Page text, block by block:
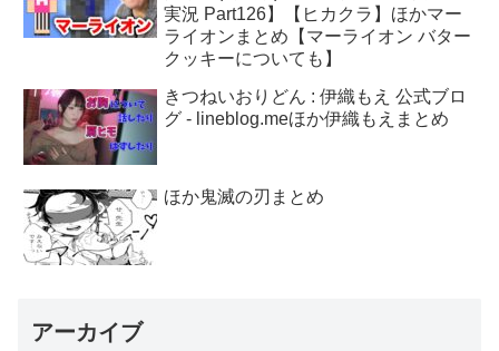
実況 Part126】【ヒカクラ】ほかマー
ライオンまとめ【マーライオン バター
クッキーについても】
きつねいおりどん : 伊織もえ 公式ブロ
グ - lineblog.meほか伊織もえまとめ
ほか鬼滅の刃まとめ
アーカイブ